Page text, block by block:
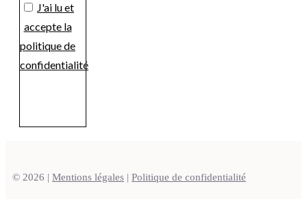
J'ai lu et
accepte la
politique de
confidentialité
© 2026 | Mentions légales | Politique de confidentialité